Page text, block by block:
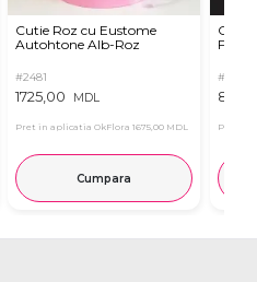
Cutie Roz cu Eustome
Autohtone Alb-Roz
#2481
1725,00 MDL
Pret in aplicatia OkFlora 1675,00 MDL
Cumpara
Cutie
#2854
Pret in